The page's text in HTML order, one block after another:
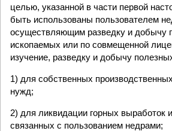
целью, указанной в части первой
быть использованы пользователем
осуществляющим разведку и добычу
ископаемых или по совмещенной
изучение, разведку и добычу
1) для собственных
нужд;
2) для ликвидации горных выработок
связанных с пользованием недрами;